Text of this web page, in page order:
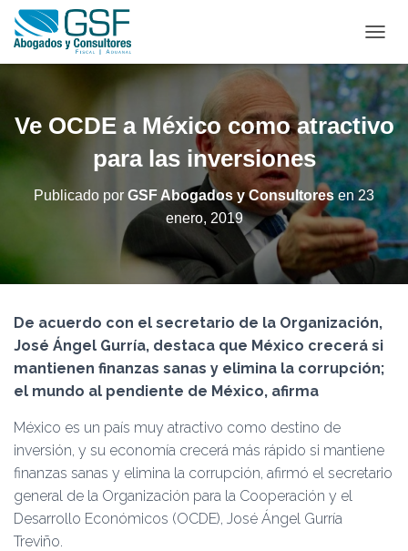
A
M
I
A
M
O
D
O
D
E
A
E
G
C
Ve OCDE a México como atractivo
para las inversiones
Publicado por GSF Abogados y Consultores en 23
enero, 2019
De acuerdo con el secretario de la Organización,
José Ángel Gurría, destaca que México crecerá si
mantienen finanzas sanas y elimina la corrupción;
el mundo al pendiente de México, afirma
México es un país muy atractivo como destino de
inversión, y su economía crecerá más rápido si mantiene
finanzas sanas y elimina la corrupción, afirmó el secretario
general de la Organización para la Cooperación y el
Desarrollo Económicos (OCDE), José Ángel Gurría
Treviño.